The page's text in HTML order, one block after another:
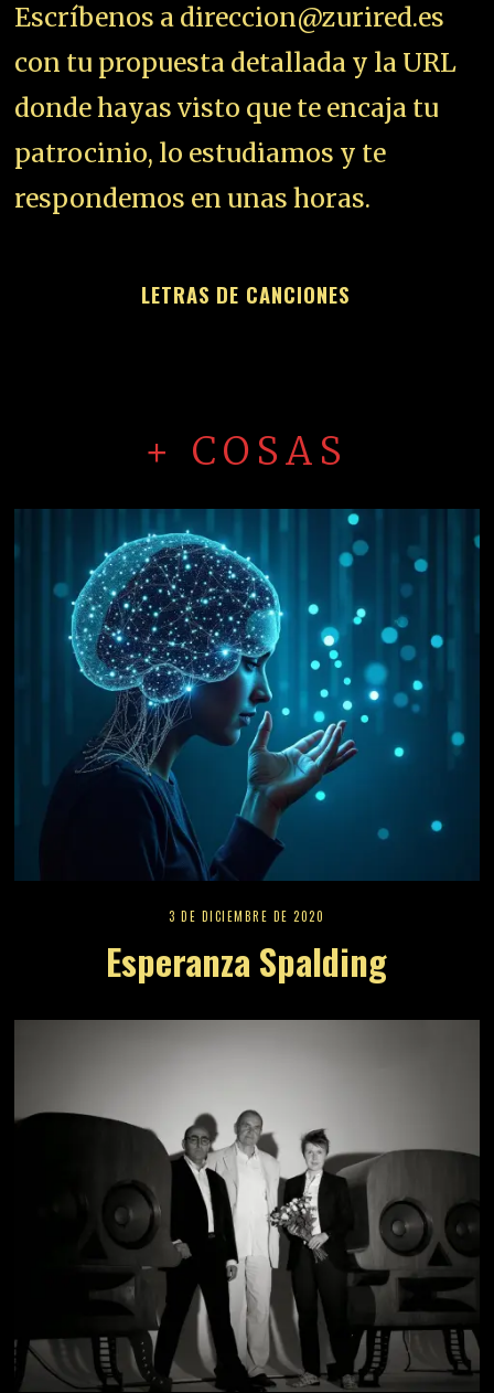
Escríbenos a direccion@zurired.es
con tu propuesta detallada y la URL
donde hayas visto que te encaja tu
patrocinio, lo estudiamos y te
respondemos en unas horas.
LETRAS DE CANCIONES
+ COSAS
3 DE DICIEMBRE DE 2020
Esperanza Spalding